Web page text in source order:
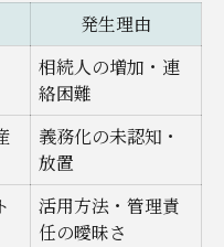
までの進め方
迷わないために
をしっかり確認
めの実践策
産相続の解決例
・デメリット比較
発生理由
相続人の増加・連
絡困難
義務化の未認知・
放置
活用方法・管理責
任の曖昧さ